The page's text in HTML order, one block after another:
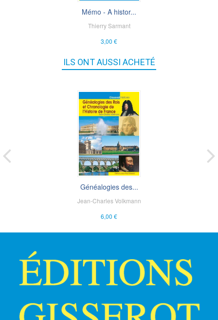
Mémo - A histor...
Thierry Sarmant
3,00 €
ILS ONT AUSSI ACHETÉ
Généalogies des...
Jean-Charles Volkmann
6,00 €